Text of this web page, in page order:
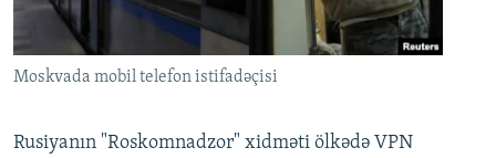
Moskvada mobil telefon istifadəçisi
Rusiyanın "Roskomnadzor" xidməti ölkədə VPN